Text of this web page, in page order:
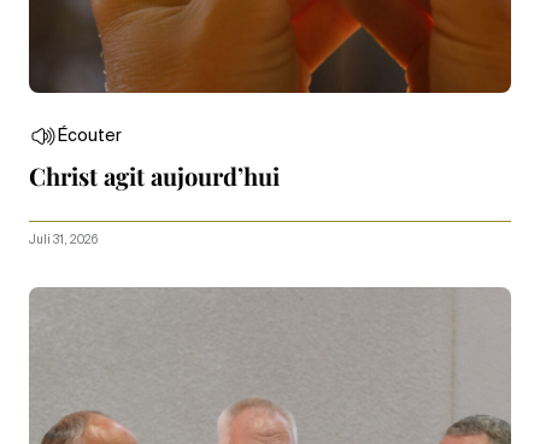
Écouter
Christ agit aujourd’hui
Juli 31, 2026